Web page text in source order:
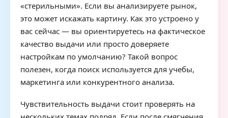
«стерильными». Если вы анализируете рынок,
это может искажать картину. Как это устроено у
вас сейчас — вы ориентируетесь на фактическое
качество выдачи или просто доверяете
настройкам по умолчанию? Такой вопрос
полезен, когда поиск используется для учебы,
маркетинга или конкурентного анализа.
Чувствительность выдачи стоит проверять на